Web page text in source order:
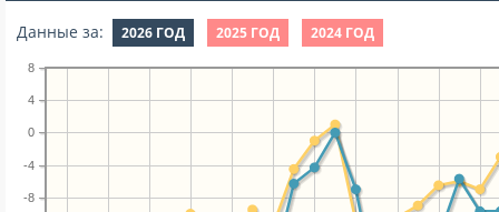
Данные за: 2026 ГОД 2025 ГОД 2024 ГОД
-8
-4
0
4
8